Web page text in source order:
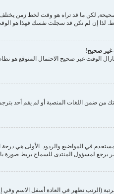
لكن ما قد تراه هو وقت لخط زمن يختلف
لذا إن لم تكن قد سجلت نفسك فهذا هو
غير صحيح!
الوقت غير صحيح الاحتمال المتوقع هو
يرجع لمسؤول المنتدى للسماح بربط
(الرتب تظهر في العادة أسفل الاسم